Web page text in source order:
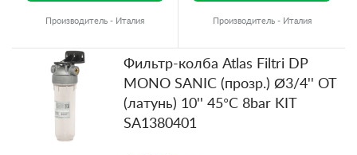
Производитель - Италия Производитель - Италия
Фильтр-колба Atlas Filtri DP
MONO SANIC (прозр.) Ø3/4'' OT
(латунь) 10'' 45°C 8bar KIT
SA1380401